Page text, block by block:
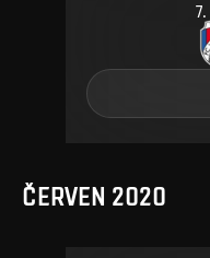
7.
ČERVEN 2020